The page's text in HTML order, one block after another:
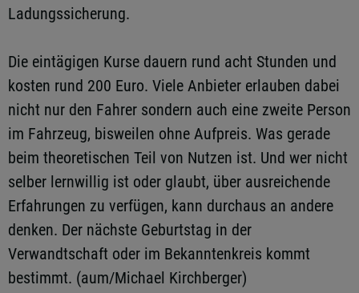
Ladungssicherung.
Die eintägigen Kurse dauern rund acht Stunden und
kosten rund 200 Euro. Viele Anbieter erlauben dabei
nicht nur den Fahrer sondern auch eine zweite Person
im Fahrzeug, bisweilen ohne Aufpreis. Was gerade
beim theoretischen Teil von Nutzen ist. Und wer nicht
selber lernwillig ist oder glaubt, über ausreichende
Erfahrungen zu verfügen, kann durchaus an andere
denken. Der nächste Geburtstag in der
Verwandtschaft oder im Bekanntenkreis kommt
bestimmt. (aum/Michael Kirchberger)